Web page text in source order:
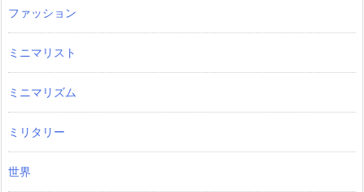
ファッション
ミニマリスト
ミニマリズム
ミリタリー
世界